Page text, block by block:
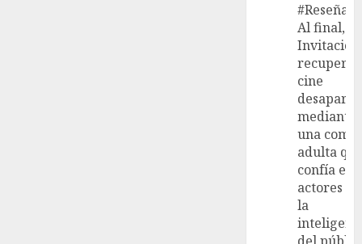
#Reseña
Al final,
recupera
cine
mediante
una
adulta
confía en
actores y
la